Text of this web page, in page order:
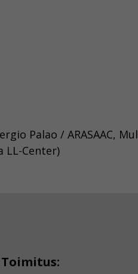
Palao / ARASAAC,
LL-Center)
Toimitus: